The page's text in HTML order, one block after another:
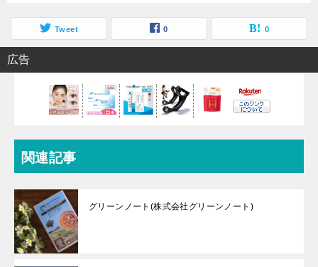
Tweet 0 0
広告
関連記事
グリーンノート(株式会社グリーンノート)